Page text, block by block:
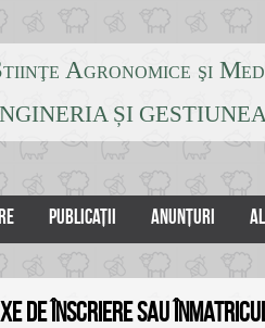
Agronomice şi
ȘI
PUBLICAȚII ANUNȚURI
de înscriere sau